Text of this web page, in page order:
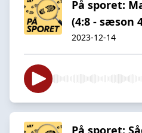
På sporet:
(4:8 - sæson
2023-12-14
På sporet: